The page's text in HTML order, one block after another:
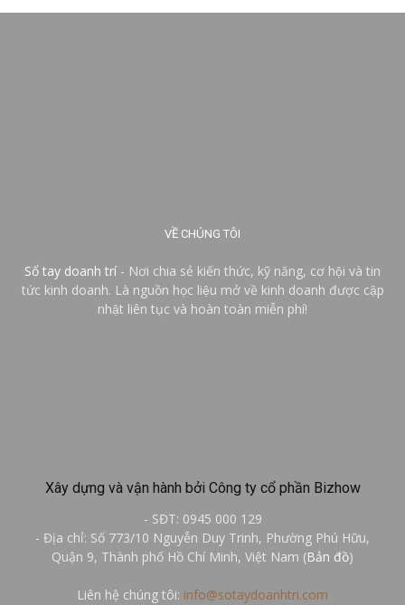
VỀ CHÚNG TÔI
Sổ tay doanh trí - Nơi chia sẻ kiến thức, kỹ năng, cơ hội và tin
tức kinh doanh. Là nguồn học liệu mở về kinh doanh được cập
nhật liên tục và hoàn toàn miễn phí!
Xây dựng và vận hành bởi Công ty cổ phần Bizhow
- SĐT: 0945 000 129
- Địa chỉ: Số 773/10 Nguyễn Duy Trinh, Phường Phú Hữu,
Quận 9, Thành phố Hồ Chí Minh, Việt Nam (Bản đồ)
Liên hệ chúng tôi: info@sotaydoanhtri.com